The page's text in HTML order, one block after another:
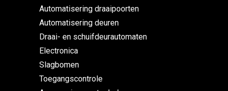
Automatisering draaipoorten
Automatisering deuren
Draai- en schuifdeurautomaten
Electronica
Slagbomen
Toegangscontrole